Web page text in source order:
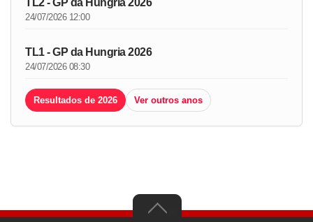
TL2 - GP da Hungria 2026
24/07/2026 12:00
TL1 - GP da Hungria 2026
24/07/2026 08:30
Resultados de 2026 Ver outros anos